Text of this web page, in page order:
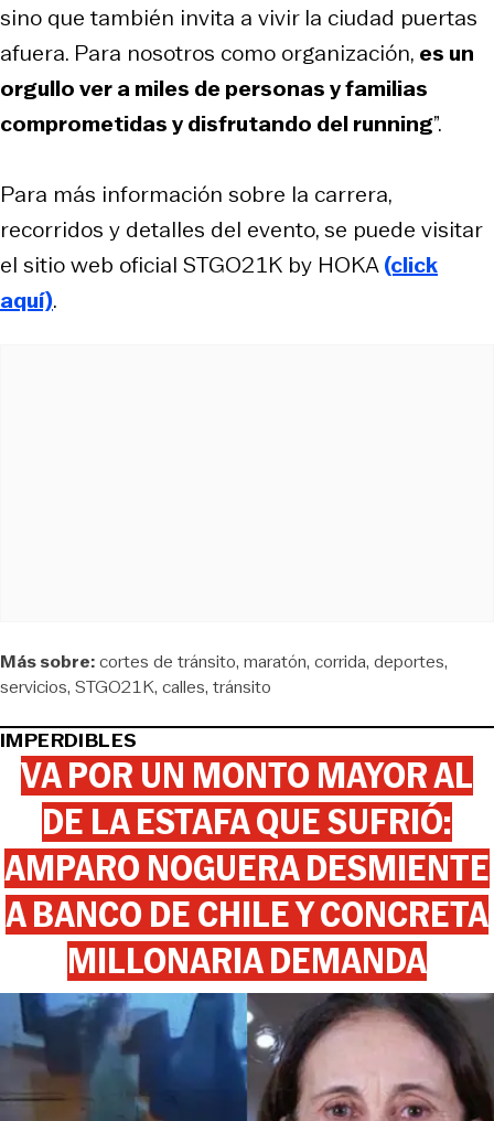
sino que también invita a vivir la ciudad puertas
afuera. Para nosotros como organización, es un
orgullo ver a miles de personas y familias
comprometidas y disfrutando del running”.
Para más información sobre la carrera,
recorridos y detalles del evento, se puede visitar
el sitio web oficial STGO21K by HOKA(click
aquí).
Más sobre:cortes de tránsito maratón corrida deportes
servicios STGO21K calles tránsito
IMPERDIBLES
VA POR UN MONTO MAYOR AL
DE LA ESTAFA QUE SUFRIÓ:
AMPARO NOGUERA DESMIENTE
A BANCO DE CHILE Y CONCRETA
MILLONARIA DEMANDA